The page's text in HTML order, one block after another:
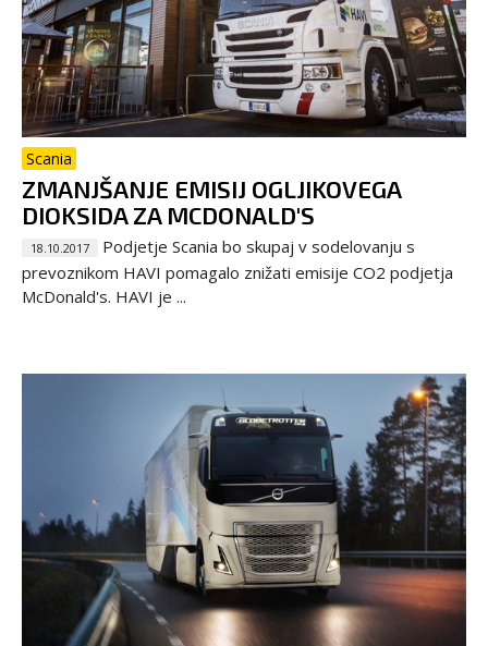
Scania
ZMANJŠANJE EMISIJ OGLJIKOVEGA
DIOKSIDA ZA MCDONALD'S
18.10.2017
Podjetje Scania bo skupaj v sodelovanju s
prevoznikom HAVI pomagalo znižati emisije CO2 podjetja
McDonald's. HAVI je ...